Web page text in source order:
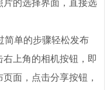
的选择界面，直接选
简单的步骤轻松发布
上角的相机按钮，即
面，点击分享按钮，